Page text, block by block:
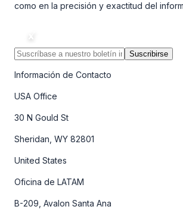
como en la precisión y exactitud del
Suscribirse
Información de Contacto
USA Office
30 N Gould St
Sheridan, WY 82801
United States
Oficina de LATAM
B-209, Avalon Santa Ana